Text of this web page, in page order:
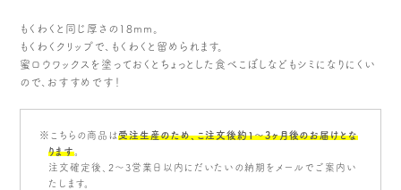
もくわくと同じ厚さの18mm。
もくわくクリップで、もくわくと留められます。
蜜ロウワックスを塗っておくとちょっとした食べこぼしなどもシミになりにくい
ので、おすすめです！
※こちらの商品は受注生産のため、こ注文後約1〜3ヶ月後のお届けとな
ります。
注文確定後、2～3営業日以内にだいたいの納期をメールでご案内い
たします。